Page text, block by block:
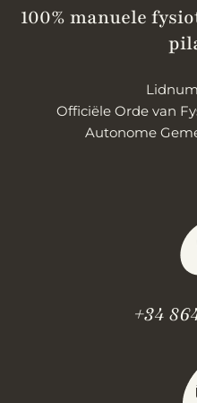
100% manuele
Officiële Orde van
Autonome
+34